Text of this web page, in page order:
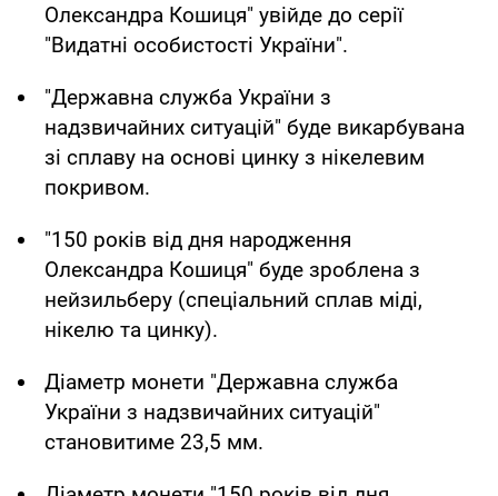
Олександра Кошиця" увійде до серії
"Видатні особистості України".
"Державна служба України з
надзвичайних ситуацій" буде викарбувана
зі сплаву на основі цинку з нікелевим
покривом.
"150 років від дня народження
Олександра Кошиця" буде зроблена з
нейзильберу (спеціальний сплав міді,
нікелю та цинку).
Діаметр монети "Державна служба
України з надзвичайних ситуацій"
становитиме 23,5 мм.